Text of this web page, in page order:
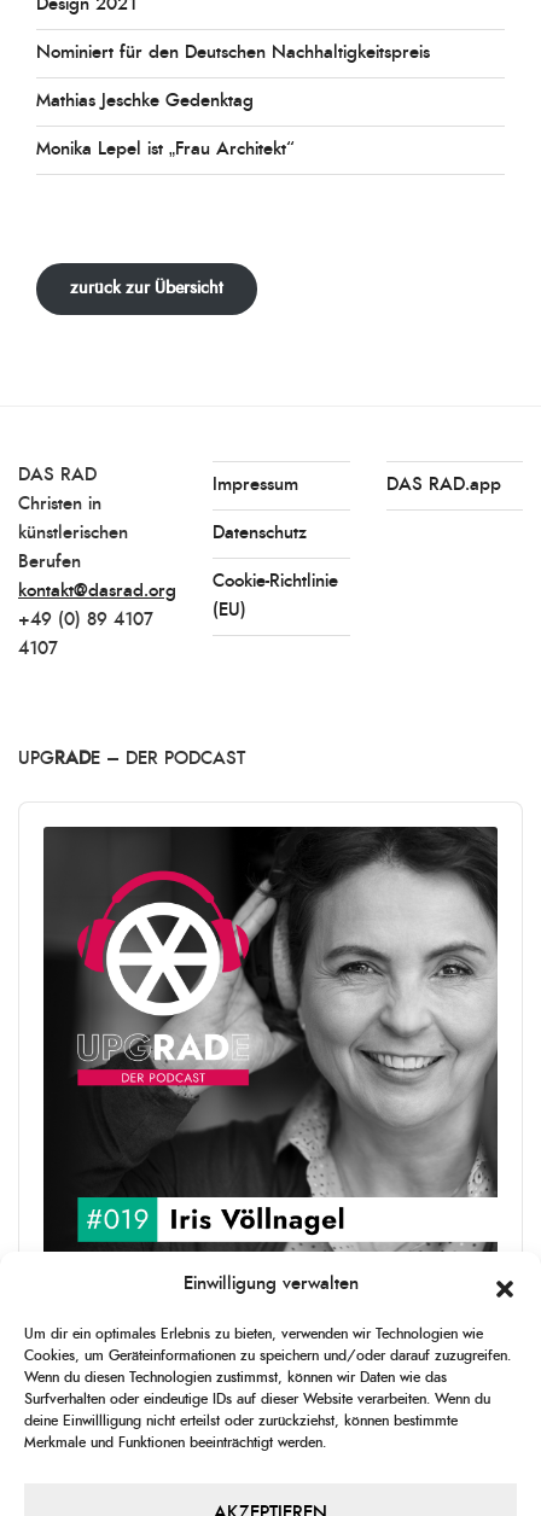
Einwilligung verwalten
Um dir ein optimales Erlebnis zu bieten, verwenden wir Technologien wie
Cookies, um Geräteinformationen zu speichern und/oder darauf zuzugreifen.
Wenn du diesen Technologien zustimmst, können wir Daten wie das
Surfverhalten oder eindeutige IDs auf dieser Website verarbeiten. Wenn du
deine Einwillligung nicht erteilst oder zurückziehst, können bestimmte
Merkmale und Funktionen beeinträchtigt werden.
Design 2021
Nominiert für den Deutschen Nachhaltigkeitspreis
Mathias Jeschke Gedenktag
Monika Lepel ist „Frau Architekt“
zurück zur Übersicht
DAS RAD
Christen in
künstlerischen
Berufen
kontakt@dasrad.org
+49 (0) 89 4107
4107
Impressum
Datenschutz
Cookie-Richtlinie
(EU)
DAS RAD.app
UPG RADE – DER PODCAST
Audio
Player
Iris Völlnagel hat schon auf unterschiedlichen Kontinenten gelebt
und gearbeitet, spricht mehrere Sprachen und berichtet
leidenschaftlich gerne über das, was sie erlebt – als Journalistin,
[...]